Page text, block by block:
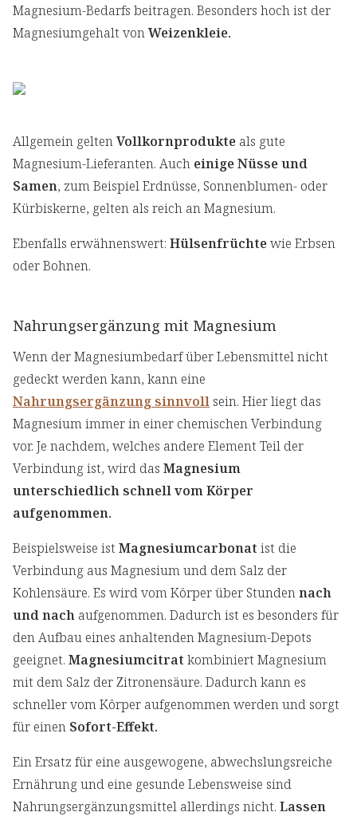
Magnesium-Bedarfs beitragen. Besonders hoch ist der
Magnesiumgehalt vonWeizenkleie.
Allgemein geltenVollkornprodukte als gute
Magnesium-Lieferanten. Auch einige Nüsse und
Samen, zum Beispiel Erdnüsse, Sonnenblumen- oder
Kürbiskerne, gelten als reich an Magnesium.
Ebenfalls erwähnenswert: Hülsenfrüchtewie Erbsen
oder Bohnen.
Nahrungsergänzung mit Magnesium
Wenn der Magnesiumbedarf über Lebensmittel nicht
gedeckt werden kann, kann eine
Nahrungsergänzung sinnvoll sein. Hier liegt das
Magnesium immer in einer chemischen Verbindung
vor. Je nachdem, welches andere Element Teil der
Verbindung ist, wird das Magnesium
unterschiedlich schnell vom Körper
aufgenommen.
Beispielsweise ist Magnesiumcarbonat ist die
Verbindung aus Magnesium und dem Salz der
Kohlensäure. Es wird vom Körper über Stundennach
und nach aufgenommen. Dadurch ist es besonders für
den Aufbau eines anhaltenden Magnesium-Depots
geeignet. Magnesiumcitrat kombiniert Magnesium
mit dem Salz der Zitronensäure. Dadurch kann es
schneller vom Körper aufgenommen werden und sorgt
für einen Sofort-Effekt.
Ein Ersatz für eine ausgewogene, abwechslungsreiche
Ernährung und eine gesunde Lebensweise sind
Nahrungsergänzungsmittel allerdings nicht. Lassen